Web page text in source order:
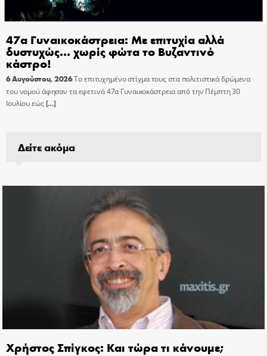
47α Γυναικοκάστρεια: Με επιτυχία αλλά
δυστυχώς… χωρίς φώτα το Βυζαντινό
κάστρο!
6 Αυγούστου, 2026Το επιτυχημένο στίγμα τους στα πολιτιστικά δρώμενα
του νομού άφησαν τα εφετινά 47α Γυναικοκάστρεια από την Πέμπτη 30
Ιουλίου εώς[…]
Δείτε ακόμα
Χρήστος Σπίγκος: Και τώρα τι κάνουμε;